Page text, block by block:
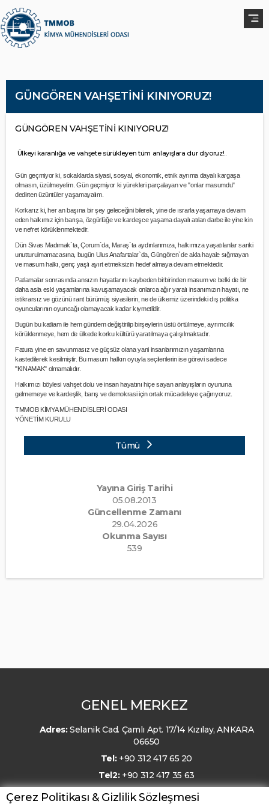
GÜNGÖREN VAHŞETİNİ KINIYORUZ!
GÜNGÖREN VAHŞETİNİ KINIYORUZ!
Ülkeyi karanlığa ve vahşete sürükleyen tüm anlayışlara dur diyoruz!..
Gün geçmiyor ki, sokaklarda siyasi, sosyal, ekonomik, etnik ayrıma dayalı kargaşa
olmasın, üzülmeyelim. Gün geçmiyor ki yürekleri parçalayan ve "onlar masumdu"
dedirten üzüntüler yaşamayalım.
Korkarız ki, her an başına bir şey geleceğini bilerek, yine de ısrarla yaşamaya devam
eden halkımız için barışa, özgürlüğe ve kardeşce yaşama dayalı atılan darbe ile yine kin
ve nefret körüklenmektedir.
Dün Sivas Madımak`ta, Çorum`da, Maraş`ta aydınlarımıza, halkımıza yaşatılanlar sanki
unutturulmamacasına, bugün Ulus Anafartalar`da, Güngören`de akla hayale sığmayan
ve masum halkı, genç yaşlı ayırt etmeksizin hedef almaya devam etmektedir.
Patlamalar sonrasında ansızın hayatlarını kaybeden birbirinden masum ve belki de bir
daha asla eski yaşamlarına kavuşamayacak onlarca ağır yaralı insanımızın hayatı, ne
istikrarsız ve gözünü rant bürümüş siyasilerin, ne de ülkemiz üzerindeki dış politika
oyuncularının oyuncağı olamayacak kadar kıymetlidir.
Bugün bu katliam ile hem gündem değiştirilip birşeylerin üstü örtülmeye, ayrımcılık
körüklenmeye, hem de ülkede korku kültürü yaratılmaya çalışılmaktadır.
Fatura yine en savunmasız ve güçsüz olana yani insanlarımızın yaşamlarına
kastedilerek kesilmiştir. Bu masum halkın oyuyla seçilenlerin ise görevi sadece
"KINAMAK" olmamalıdır.
Halkımızı böylesi vahşet dolu ve insan hayatını hiçe sayan anlayışların oyununa
gelmemeye ve kardeşlik, barış ve demokrasi için ortak mücadeleye çağırıyoruz.
TMMOB KİMYA MÜHENDİSLERİ ODASI
YÖNETİM KURULU
Tümü
Yayına Giriş Tarihi
05.08.2013
Güncellenme Zamanı
29.04.2026
Okunma Sayısı
539
GENEL MERKEZ
Adres:Selanik Cad. Çamlı Apt. 17/14 Kızılay, ANKARA
06650
Tel: +90 312 417 65 20
Tel2: +90 312 417 35 63
E-Posta: kmo@kmo.org.tr
Çerez Politikası & Gizlilik Sözleşmesi